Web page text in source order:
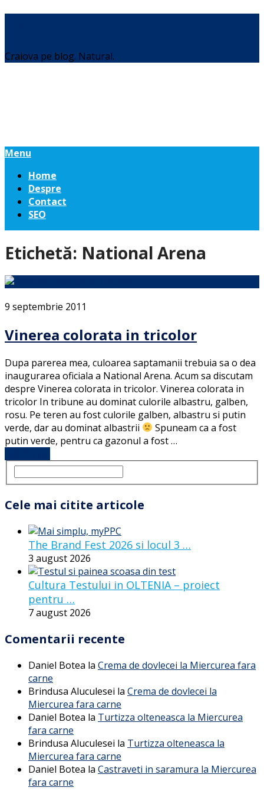
Craiova pe blog. Natural.
Menu
Home
Despre
Contact
SEO
Etichetă: National Arena
9 septembrie 2011
Vinerea colorata in tricolor
Dupa parerea mea, culoarea saptamanii trebuia sa o dea
inaugurarea oficiala a National Arena. Acum sa discutam
despre Vinerea colorata in tricolor. Vinerea colorata in
tricolor In tribune au dominat culorile albastru, galben,
rosu. Pe teren au fost culorile galben, albastru si putin
verde, dar au dominat albastrii
Spuneam ca a fost
putin verde, pentru ca gazonul a fost …
Cele mai citite articole
The Brand Fest 2026 si locul 3 …
3 august 2026
Cultura Testului in OLTENIA – proiect
pentru …
7 august 2026
Comentarii recente
Daniel Botea la Crema de dovlecei la Miercurea fara
carne
Brindusa Aluculesei la Crema de dovlecei la
Miercurea fara carne
Daniel Botea la Turtizza olteneasca la Miercurea
fara carne
Brindusa Aluculesei la Turtizza olteneasca la
Miercurea fara carne
Daniel Botea la Castraveti in saramura la Miercurea
fara carne